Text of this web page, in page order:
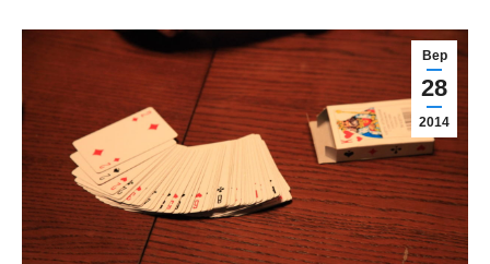
Вер
28
2014